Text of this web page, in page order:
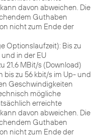
davon abweichen. Die
Guthaben
nicht zum Ende der
Optionslaufzeit): Bis zu
in der EU
21,6 MBit/s (Download)
bis zu 56 kbit/s im Up- und
Geschwindigkeiten
mögliche
erreichte
davon abweichen. Die
Guthaben
nicht zum Ende der